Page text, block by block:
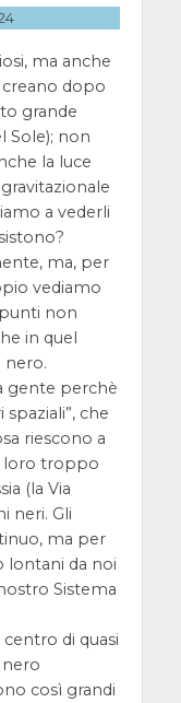
ma anche
dopo
grande
Sole); non
la luce
a vederli
ma, per
vediamo
non
in quel
nero.
gente perchè
che
riescono a
loro troppo
(la Via
neri. Gli
ma per
da noi
Sistema
di quasi
così grandi